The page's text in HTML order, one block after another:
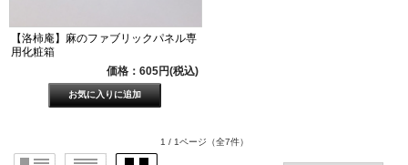
【洛柿庵】麻のファブリックパネル専
用化粧箱
価格：605円(税込)
1 / 1ページ （全7件）